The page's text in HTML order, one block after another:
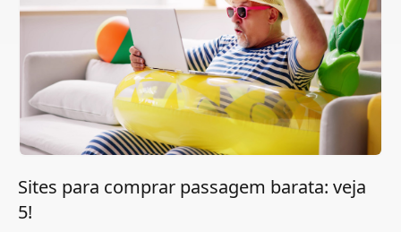
Sites para comprar passagem barata: veja
5!